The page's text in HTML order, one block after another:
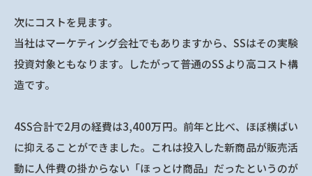
次にコストを見ます。
当社はマーケティング会社でもありますから、SSはその実験
投資対象ともなります。したがって普通のSSより高コスト構
造です。
4SS合計で2月の経費は3,400万円。前年と比べ、ほぼ横ばい
に抑えることができました。これは投入した新商品が販売活
動に人件費の掛からない「ほっとけ商品」だったというのが